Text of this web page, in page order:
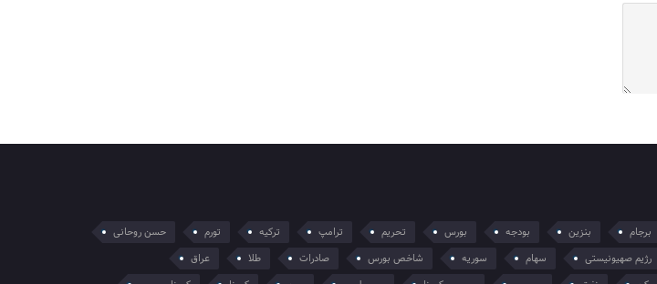
برجام بنزین بودجه بورس تحریم ترامپ ترکیه تورم
حسن روحانی
رژیم صهیونیستی سهام سوریه شاخص بورس صادرات طلا
عراق